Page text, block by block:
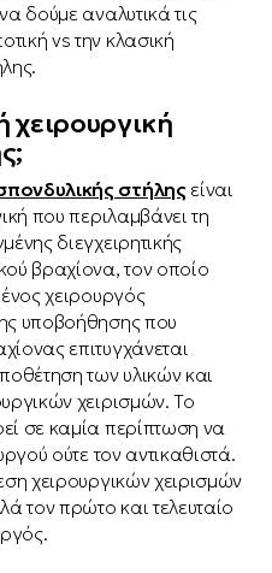
δούμε αναλυτικά τις
vs την κλασική
χειρουργική
στήλης είναι
που περιλαμβάνει τη
διεγχειρητικής
βραχίονα, τον οποίο
χειρουργός
υποβοήθησης που
επιτυγχάνεται
των υλικών και
χειρισμών. Το
σε καμία περίπτωση να
ούτε τον αντικαθιστά.
χειρουργικών χειρισμών
τον πρώτο και τελευταίο